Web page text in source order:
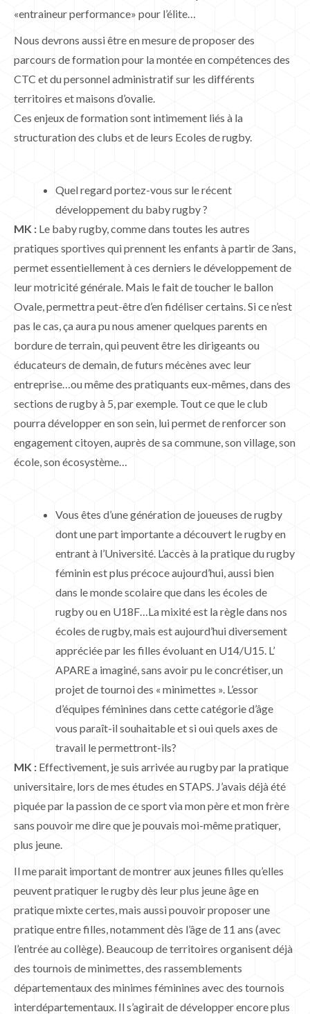
«entraineur performance» pour l’élite…
Nous devrons aussi être en mesure de proposer des
parcours de formation pour la montée en compétences des
CTC et du personnel administratif sur les différents
territoires et maisons d’ovalie.
Ces enjeux de formation sont intimement liés à la
structuration des clubs et de leurs Ecoles de rugby.
Quel regard portez-vous sur le récent
développement du baby rugby ?
MK : Le baby rugby, comme dans toutes les autres
pratiques sportives qui prennent les enfants à partir de 3ans,
permet essentiellement à ces derniers le développement de
leur motricité générale. Mais le fait de toucher le ballon
Ovale, permettra peut-être d’en fidéliser certains. Si ce n’est
pas le cas, ça aura pu nous amener quelques parents en
bordure de terrain, qui peuvent être les dirigeants ou
éducateurs de demain, de futurs mécènes avec leur
entreprise…ou même des pratiquants eux-mêmes, dans des
sections de rugby à 5, par exemple. Tout ce que le club
pourra développer en son sein, lui permet de renforcer son
engagement citoyen, auprès de sa commune, son village, son
école, son écosystème…
Vous êtes d’une génération de joueuses de rugby
dont une part importante a découvert le rugby en
entrant à l’Université. L’accès à la pratique du rugby
féminin est plus précoce aujourd’hui, aussi bien
dans le monde scolaire que dans les écoles de
rugby ou en U18F…La mixité est la règle dans nos
écoles de rugby, mais est aujourd’hui diversement
appréciée par les filles évoluant en U14/U15. L’
APARE a imaginé, sans avoir pu le concrétiser, un
projet de tournoi des « minimettes ». L’essor
d’équipes féminines dans cette catégorie d’âge
vous paraît-il souhaitable et si oui quels axes de
travail le permettront-ils?
MK : Effectivement, je suis arrivée au rugby par la pratique
universitaire, lors de mes études en STAPS. J’avais déjà été
piquée par la passion de ce sport via mon père et mon frère
sans pouvoir me dire que je pouvais moi-même pratiquer,
plus jeune.
Il me parait important de montrer aux jeunes filles qu’elles
peuvent pratiquer le rugby dès leur plus jeune âge en
pratique mixte certes, mais aussi pouvoir proposer une
pratique entre filles, notamment dès l’âge de 11 ans (avec
l’entrée au collège). Beaucoup de territoires organisent déjà
des tournois de minimettes, des rassemblements
départementaux des minimes féminines avec des tournois
interdépartementaux. Il s’agirait de développer encore plus